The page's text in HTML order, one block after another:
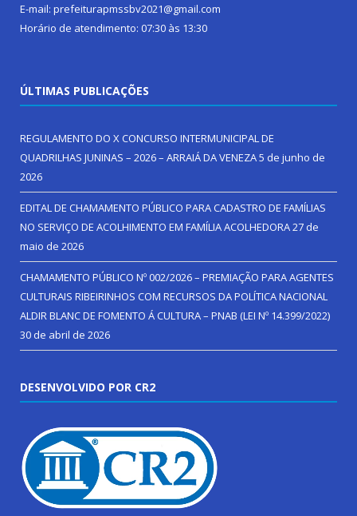
E-mail: prefeiturapmssbv2021@gmail.com
Horário de atendimento: 07:30 às 13:30
ÚLTIMAS PUBLICAÇÕES
REGULAMENTO DO X CONCURSO INTERMUNICIPAL DE
QUADRILHAS JUNINAS – 2026 – ARRAIÁ DA VENEZA5 de junho de
2026
EDITAL DE CHAMAMENTO PÚBLICO PARA CADASTRO DE FAMÍLIAS
NO SERVIÇO DE ACOLHIMENTO EM FAMÍLIA ACOLHEDORA27 de
maio de 2026
CHAMAMENTO PÚBLICO Nº 002/2026 – PREMIAÇÃO PARA AGENTES
CULTURAIS RIBEIRINHOS COM RECURSOS DA POLÍTICA NACIONAL
ALDIR BLANC DE FOMENTO Á CULTURA – PNAB (LEI Nº 14.399/2022)
30 de abril de 2026
DESENVOLVIDO POR CR2